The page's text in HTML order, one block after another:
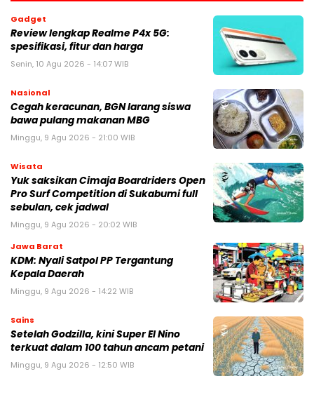
Gadget
Review lengkap Realme P4x 5G:
spesifikasi, fitur dan harga
Senin, 10 Agu 2026 - 14:07 WIB
Nasional
Cegah keracunan, BGN larang siswa
bawa pulang makanan MBG
Minggu, 9 Agu 2026 - 21:00 WIB
Wisata
Yuk saksikan Cimaja Boardriders Open
Pro Surf Competition di Sukabumi full
sebulan, cek jadwal
Minggu, 9 Agu 2026 - 20:02 WIB
Jawa Barat
KDM: Nyali Satpol PP Tergantung
Kepala Daerah
Minggu, 9 Agu 2026 - 14:22 WIB
Sains
Setelah Godzilla, kini Super El Nino
terkuat dalam 100 tahun ancam petani
Minggu, 9 Agu 2026 - 12:50 WIB